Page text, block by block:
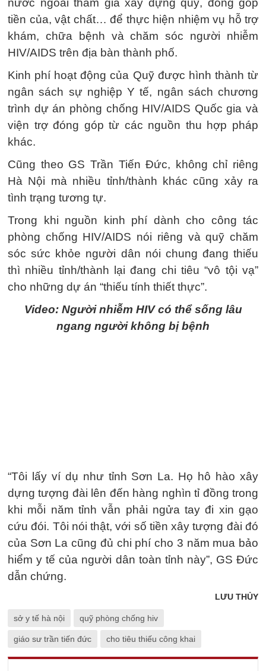
nước ngoài tham gia xây dựng quỹ, đóng góp
tiền của, vật chất… để thực hiện nhiệm vụ hỗ trợ
khám, chữa bệnh và chăm sóc người nhiễm
HIV/AIDS trên địa bàn thành phố.
Kinh phí hoạt động của Quỹ được hình thành từ
ngân sách sự nghiệp Y tế, ngân sách chương
trình dự án phòng chống HIV/AIDS Quốc gia và
viện trợ đóng góp từ các nguồn thu hợp pháp
khác.
Cũng theo GS Trần Tiến Đức, không chỉ riêng
Hà Nội mà nhiều tỉnh/thành khác cũng xảy ra
tình trạng tương tự.
Trong khi nguồn kinh phí dành cho công tác
phòng chống HIV/AIDS nói riêng và quỹ chăm
sóc sức khỏe người dân nói chung đang thiếu
thì nhiều tỉnh/thành lại đang chi tiêu “vô tội vạ”
cho những dự án “thiếu tính thiết thực”.
Video: Người nhiễm HIV có thể sống lâu
ngang người không bị bệnh
“Tôi lấy ví dụ như tỉnh Sơn La. Họ hô hào xây
dựng tượng đài lên đến hàng nghìn tỉ đồng trong
khi mỗi năm tỉnh vẫn phải ngửa tay đi xin gạo
cứu đói. Tôi nói thật, với số tiền xây tượng đài đó
của Sơn La cũng đủ chi phí cho 3 năm mua bảo
hiểm y tế của người dân toàn tỉnh này”, GS Đức
dẫn chứng.
LƯU THỦY
sở y tế hà nội quỹ phòng chống hiv
giáo sư trần tiến đức cho tiêu thiếu công khai